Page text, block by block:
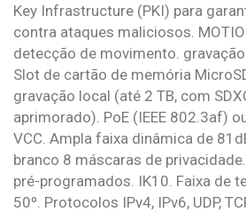
Key Infrastructure (PKI) para
contra ataques maliciosos.
detecção de movimento.
Slot de cartão de memória
gravação local (até 2 TB, com
aprimorado). PoE (IEEE 802.3af)
VCC. Ampla faixa dinâmica de
branco 8 máscaras de
pré-programados. IK10. Faixa de
50º. Protocolos IPv4, IPv6, UDP,